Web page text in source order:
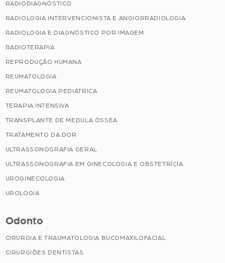
RADIODIAGNÓSTICO
RADIOLOGIA INTERVENCIONISTA E ANGIORRADIOLOGIA
RADIOLOGIA E DIAGNÓSTICO POR IMAGEM
RADIOTERAPIA
REPRODUÇÃO HUMANA
REUMATOLOGIA
REUMATOLOGIA PEDIÁTRICA
TERAPIA INTENSIVA
TRANSPLANTE DE MEDULA ÓSSEA
TRATAMENTO DA DOR
ULTRASSONOGRAFIA GERAL
ULTRASSONOGRAFIA EM GINECOLOGIA E OBSTETRÍCIA
UROGINECOLOGIA
UROLOGIA
Odonto
CIRURGIA E TRAUMATOLOGIA BUCOMAXILOFACIAL
CIRURGIÕES DENTISTAS